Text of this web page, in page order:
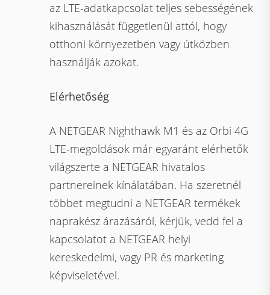
az LTE-adatkapcsolat teljes sebességének
kihasználását függetlenül attól, hogy
otthoni környezetben vagy útközben
használják azokat.
Elérhetőség
A NETGEAR Nighthawk M1 és az Orbi 4G
LTE-megoldások már egyaránt elérhetők
világszerte a NETGEAR hivatalos
partnereinek kínálatában. Ha szeretnél
többet megtudni a NETGEAR termékek
naprakész árazásáról, kérjük, vedd fel a
kapcsolatot a NETGEAR helyi
kereskedelmi, vagy PR és marketing
képviseletével.